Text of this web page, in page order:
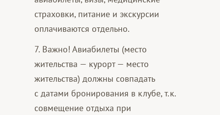
страховки, питание и экскурсии
оплачиваются отдельно.
7. Важно! Авиабилеты (место
жительства — курорт — место
жительства) должны совпадать
с датами бронирования в клубе, т.к.
совмещение отдыха при